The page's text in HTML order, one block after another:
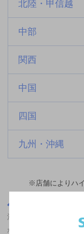
北陸・甲信越
中部
関西
中国
四国
九州・沖縄
※店舗によりハ
渋谷駅(東京都)周辺
が飲める,大勢で楽しめ